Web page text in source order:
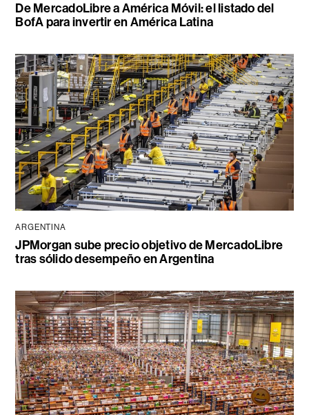
De MercadoLibre a América Móvil: el listado del
BofA para invertir en América Latina
ARGENTINA
JPMorgan sube precio objetivo de MercadoLibre
tras sólido desempeño en Argentina